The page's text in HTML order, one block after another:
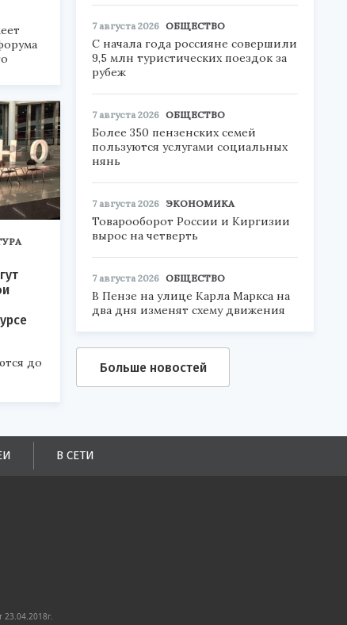
до
7 августа 2026 ОБЩЕСТВО
С начала года россияне совершили
9,5 млн туристических поездок за
рубеж
7 августа 2026 ОБЩЕСТВО
Более 350 пензенских семей
пользуются услугами социальных
нянь
7 августа 2026 ЭКОНОМИКА
Товарооборот России и Киргизии
вырос на четверть
7 августа 2026 ОБЩЕСТВО
В Пензе на улице Карла Маркса на
два дня изменят схему движения
Больше новостей
В СЕТИ